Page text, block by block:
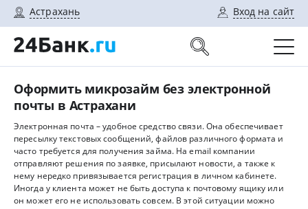
Астрахань Вход на сайт
Оформить микрозайм без электронной
почты в Астрахани
Электронная почта – удобное средство связи. Она обеспечивает
пересылку текстовых сообщений, файлов различного формата и
часто требуется для получения займа. На email компании
отправляют решения по заявке, присылают новости, а также к
нему нередко привязывается регистрация в личном кабинете.
Иногда у клиента может не быть доступа к почтовому ящику или
он может его не использовать совсем. В этой ситуации можно